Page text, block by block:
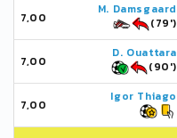
7,00
M. Damsgaard
(79')
7,00
D. Ouattara
(90')
7,00
Igor Thiago